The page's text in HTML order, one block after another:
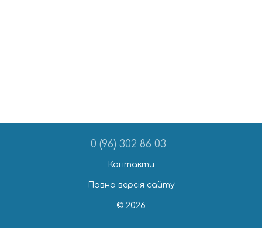
0 (96) 302 86 03
Контакти
Повна версія сайту
© 2026